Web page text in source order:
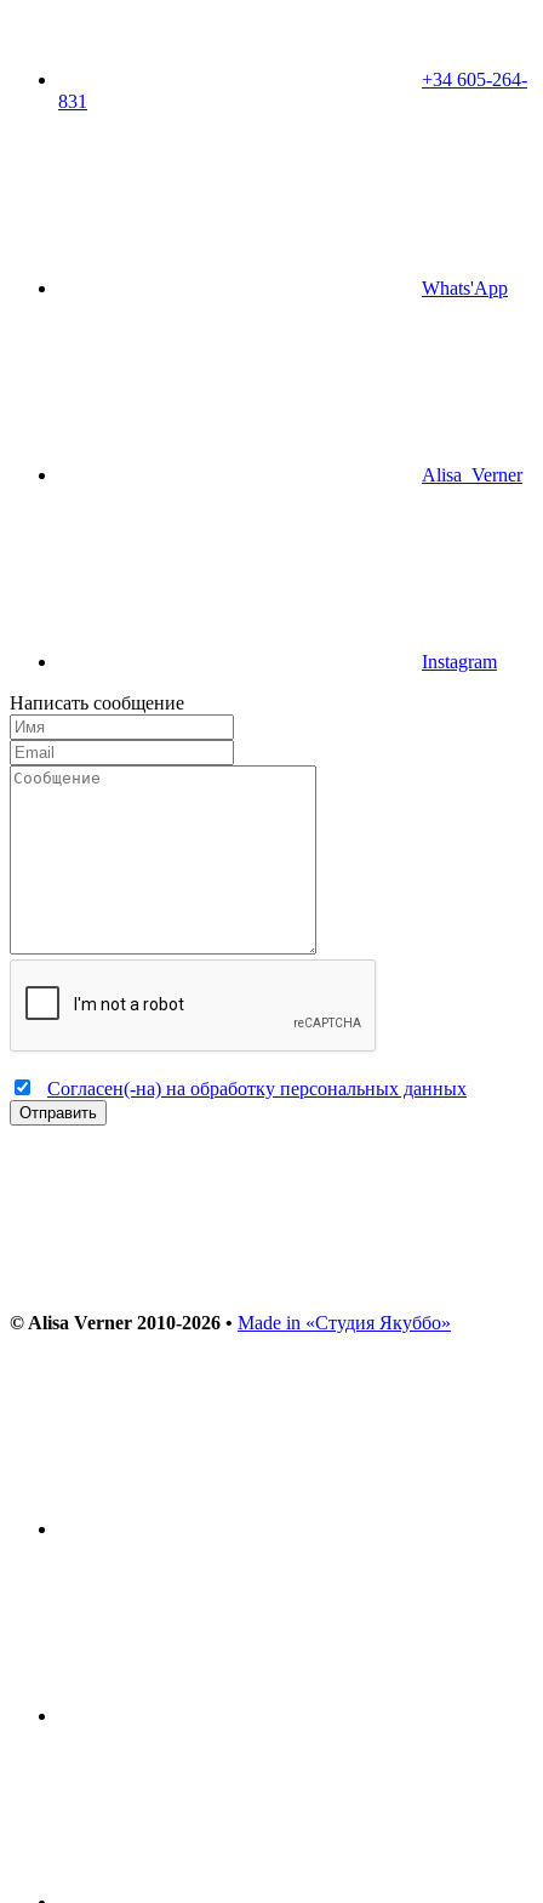
+34 605-264-
831
Whats'App
Alisa_Verner
Instagram
Написать сообщение
Согласен(-на) на обработку персональных данных
Отправить
© Alisa Verner 2010-2026 • Made in «Студия Якуббо»